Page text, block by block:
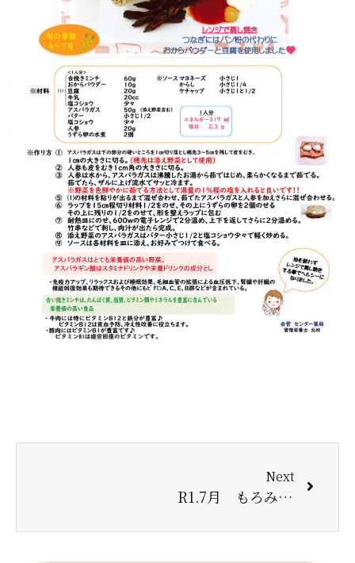
Next
R1.7月 もろみ味噌